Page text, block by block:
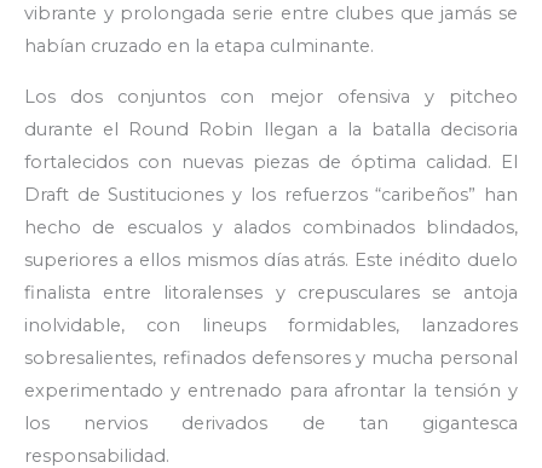
vibrante y prolongada serie entre clubes que jamás se
habían cruzado en la etapa culminante.
Los dos conjuntos con mejor ofensiva y pitcheo
durante el Round Robin llegan a la batalla decisoria
fortalecidos con nuevas piezas de óptima calidad. El
Draft de Sustituciones y los refuerzos “caribeños” han
hecho de escualos y alados combinados blindados,
superiores a ellos mismos días atrás. Este inédito duelo
finalista entre litoralenses y crepusculares se antoja
inolvidable, con lineups formidables, lanzadores
sobresalientes, refinados defensores y mucha personal
experimentado y entrenado para afrontar la tensión y
los nervios derivados de tan gigantesca
responsabilidad.